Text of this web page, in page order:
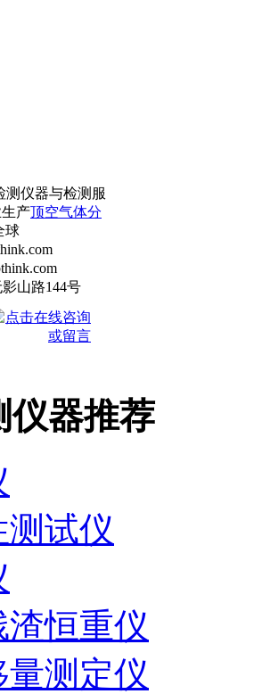
测仪器与检测服
产顶空气体分
球
山路144号
仪器推荐
试仪
恒重仪
测定仪